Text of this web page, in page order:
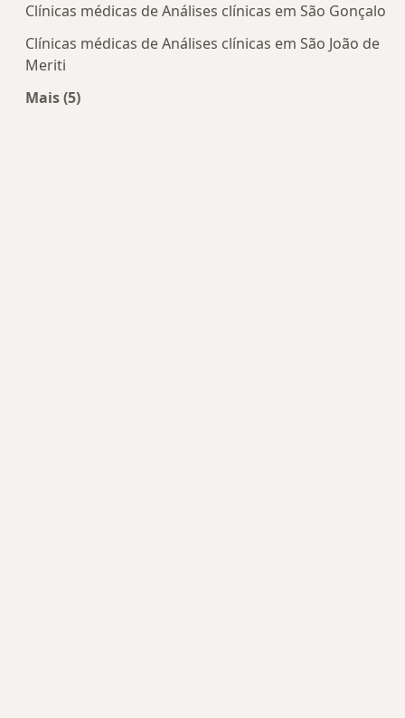
Clínicas médicas de Análises clínicas em São Gonçalo
Clínicas médicas de Análises clínicas em São João de
Meriti
Mais (5)